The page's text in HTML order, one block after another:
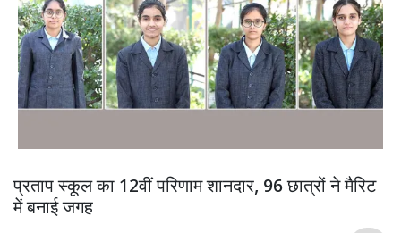
प्रताप स्कूल का 12वीं परिणाम शानदार, 96 छात्रों ने मैरिट
में बनाई जगह